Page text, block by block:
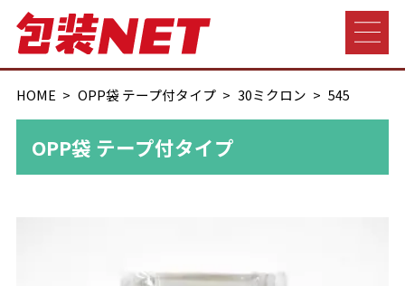
HOME OPP袋 テープ付タイプ 30ミクロン 545
OPP袋 テープ付タイプ